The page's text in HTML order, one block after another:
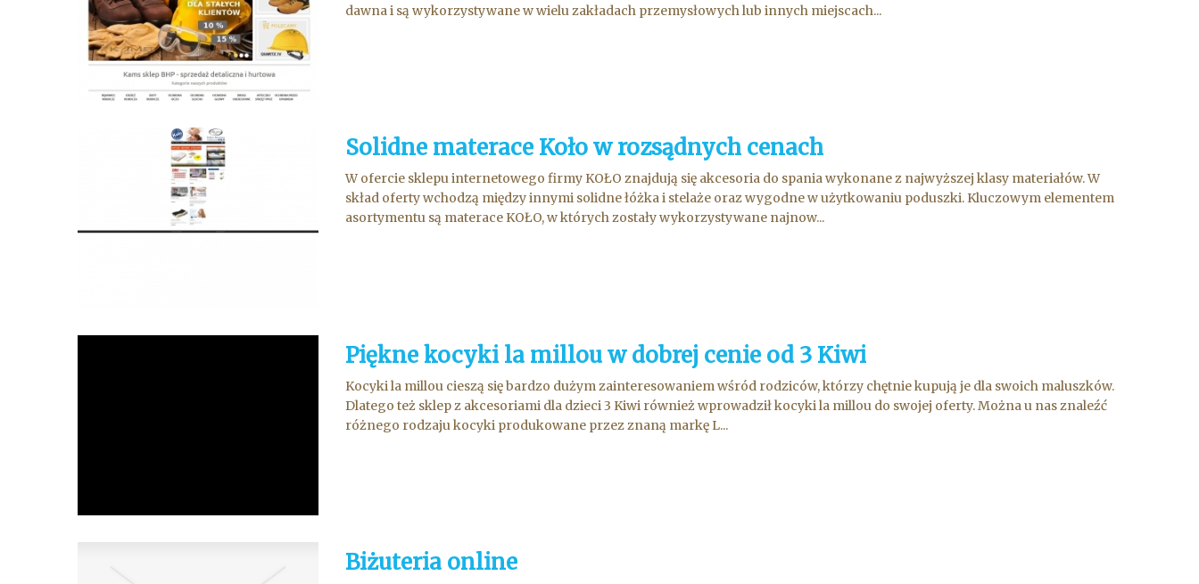
dawna i są wykorzystywane w wielu zakładach przemysłowych lub innych miejscach...
Solidne materace Koło w rozsądnych cenach
W ofercie sklepu internetowego firmy KOŁO znajdują się akcesoria do spania wykonane z najwyższej klasy materiałów. W
skład oferty wchodzą między innymi solidne łóżka i stelaże oraz wygodne w użytkowaniu poduszki. Kluczowym elementem
asortymentu są materace KOŁO, w których zostały wykorzystywane najnow...
Piękne kocyki la millou w dobrej cenie od 3 Kiwi
Kocyki la millou cieszą się bardzo dużym zainteresowaniem wśród rodziców, którzy chętnie kupują je dla swoich maluszków.
Dlatego też sklep z akcesoriami dla dzieci 3 Kiwi również wprowadził kocyki la millou do swojej oferty. Można u nas znaleźć
różnego rodzaju kocyki produkowane przez znaną markę L...
Biżuteria online